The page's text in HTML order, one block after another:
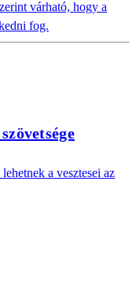
várható, hogy a
fog.
a vesztesei az